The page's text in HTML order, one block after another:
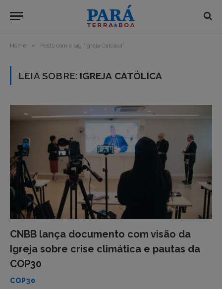
Home » Posts com a tag "Igreja Católica"
LEIA SOBRE: IGREJA CATÓLICA
CNBB lança documento com visão da
Igreja sobre crise climática e pautas da
COP30
COP30